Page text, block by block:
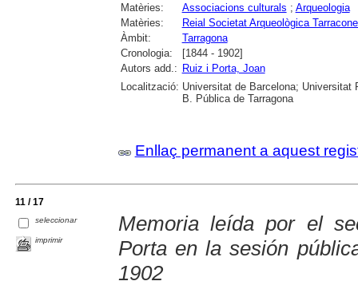
Matèries: Associacions culturals ; Arqueologia
Matèries:
Reial Societat Arqueològica
Àmbit:
Tarragona
Cronologia:
[1844 - 1902]
Autors add.: Ruiz i Porta, Joan
Localització: Universitat de Barcelona; Universitat
B. Pública de Tarragona
Enllaç permanent a aquest
11 / 17
seleccionar
imprimir
Memoria leída por el
Porta en la sesión
1902